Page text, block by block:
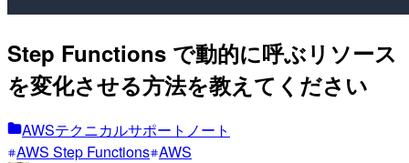
Step Functions で動的に呼ぶリソース
を変化させる方法を教えてください
AWSテクニカルサポートノート
AWS Step Functions AWS